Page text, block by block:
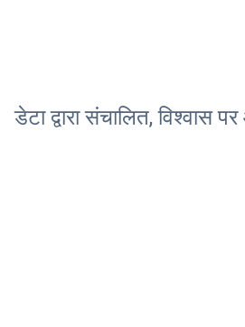
डेटा द्वारा संचालित, विश्वास